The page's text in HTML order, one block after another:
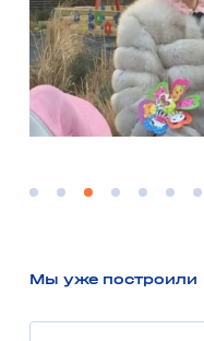
Мы уже построили